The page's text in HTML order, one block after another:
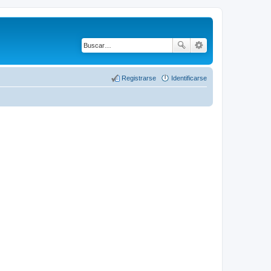
Identificarse
Registrarse